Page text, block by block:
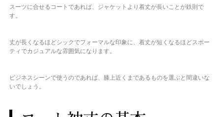
スーツに合せるコートであれば、ジャケットより着丈が長いことが鉄則で
す。
丈が長くなるほどシックでフォーマルな印象に、着丈が短くなるほどスポー
ティでカジュアルな雰囲気になります。
ビジネスシーンで使うのであれば、膝上近くまであるものを選ぶと間違いな
いでしょう。